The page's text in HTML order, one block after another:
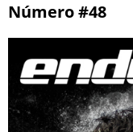
Número #48